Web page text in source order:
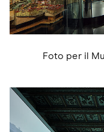
Foto per il